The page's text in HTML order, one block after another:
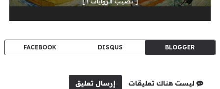
BLOGGER
DISQUS
FACEBOOK
ليست هناك تعليقات إرسال تعليق